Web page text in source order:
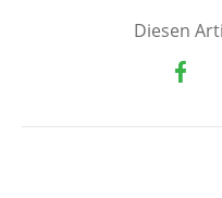
Diesen